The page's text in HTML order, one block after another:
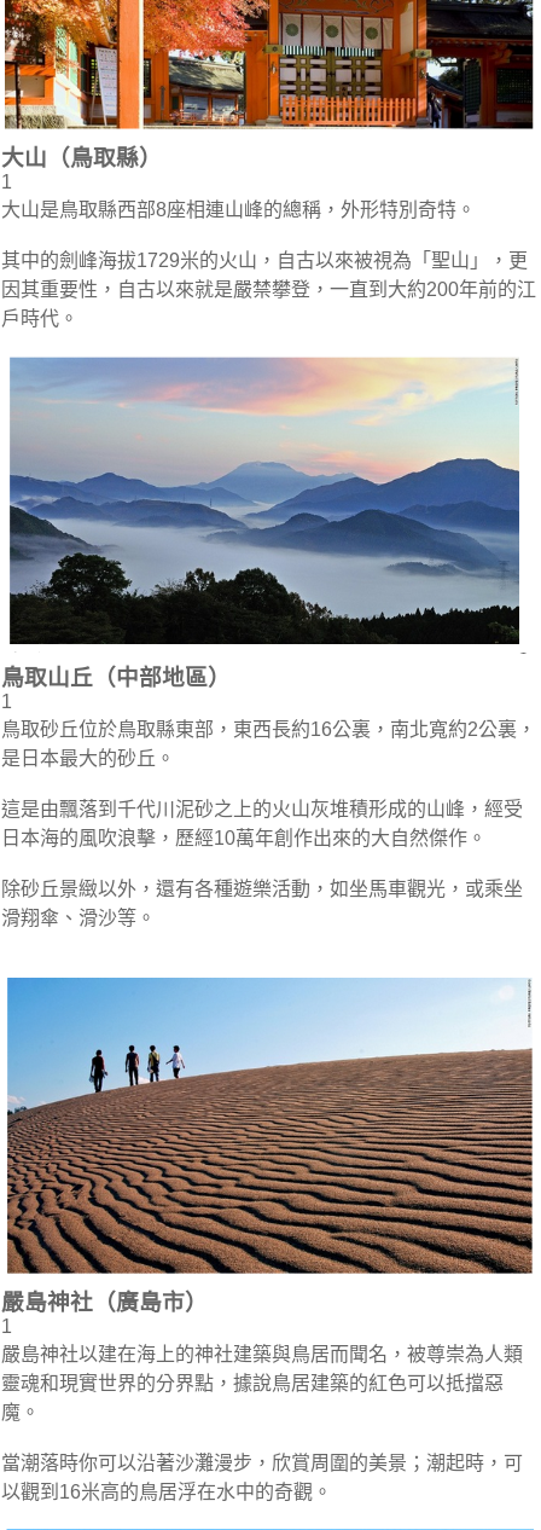
大山（鳥取縣）
1
大山是鳥取縣西部8座相連山峰的總稱，外形特別奇特。
其中的劍峰海拔1729米的火山，自古以來被視為「聖山」，更
因其重要性，自古以來就是嚴禁攀登，一直到大約200年前的江
戶時代。
鳥取山丘（中部地區）
1
鳥取砂丘位於鳥取縣東部，東西長約16公裏，南北寬約2公裏，
是日本最大的砂丘。
這是由飄落到千代川泥砂之上的火山灰堆積形成的山峰，經受
日本海的風吹浪擊，歷經10萬年創作出來的大自然傑作。
除砂丘景緻以外，還有各種遊樂活動，如坐馬車觀光，或乘坐
滑翔傘、滑沙等。
嚴島神社（廣島市）
1
嚴島神社以建在海上的神社建築與鳥居而聞名，被尊崇為人類
靈魂和現實世界的分界點，據說鳥居建築的紅色可以抵擋惡
魔。
當潮落時你可以沿著沙灘漫步，欣賞周圍的美景；潮起時，可
以觀到16米高的鳥居浮在水中的奇觀。